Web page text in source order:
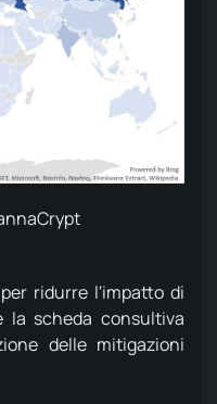
ridurre l'impatto di
la scheda consultiva
delle mitigazioni